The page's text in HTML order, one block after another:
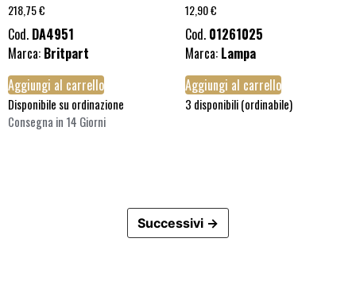
218,75€
Cod. DA4951
Marca: Britpart
Aggiungi al carrello
Disponibile su ordinazione
Consegna in 14 Giorni
12,90€
Cod. 01261025
Marca: Lampa
Aggiungi al carrello
3 disponibili (ordinabile)
Successivi →